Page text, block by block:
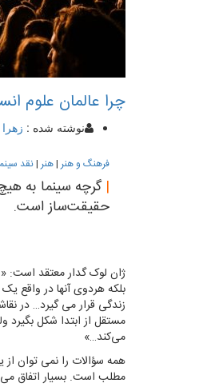
چرا عالمان علوم
نوشته شده :
فرهنگ و هنر|هنر|نقد
| گرچه سینما به
حقیقت‌ساز است.
ژان لوک گدار معتقد است:
بلکه هردوی آنها در واقع
زندگی قرار می گیرد… در
مستقل از ابتدا شکل بگیرد
می‌کند…»
همه سؤالات را نمی توان
مطلب است. بسیار اتفاق